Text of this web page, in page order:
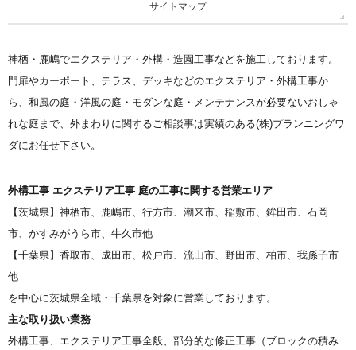
サイトマップ
神栖・鹿嶋でエクステリア・外構・造園工事などを施工しております。
門扉やカーポート、テラス、デッキなどのエクステリア・外構工事か
ら、和風の庭・洋風の庭・モダンな庭・メンテナンスが必要ないおしゃ
れな庭まで、外まわりに関するご相談事は実績のある(株)プランニングワ
ダにお任せ下さい。
外構工事 エクステリア工事 庭の工事に関する営業エリア
【茨城県】神栖市、鹿嶋市、行方市、潮来市、稲敷市、鉾田市、石岡
市、かすみがうら市、牛久市他
【千葉県】香取市、成田市、松戸市、流山市、野田市、柏市、我孫子市
他
を中心に茨城県全域・千葉県を対象に営業しております。
主な取り扱い業務
外構工事、エクステリア工事全般、部分的な修正工事（ブロックの積み